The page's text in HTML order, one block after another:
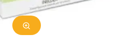
la producción de vidrio y también se
cosméticos y productos